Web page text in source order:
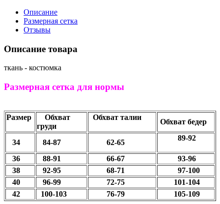
Описание
Размерная сетка
Отзывы
Описание товара
ткань - костюмка
Размерная сетка для нормы
Размер
Обхват
груди
Обхват талии
Обхват бедер
34 84-87 62-65
89-92
36 88-91 66-67
93-96
38
92-95 68-71
97-100
40
96-99 72-75
101-104
42
100-103 76-79 105-109